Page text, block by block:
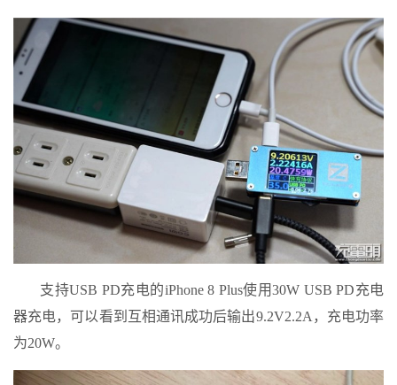
支持USB PD充电的iPhone 8 Plus使用30W USB PD充电
器充电，可以看到互相通讯成功后输出9.2V2.2A，充电功率
为20W。